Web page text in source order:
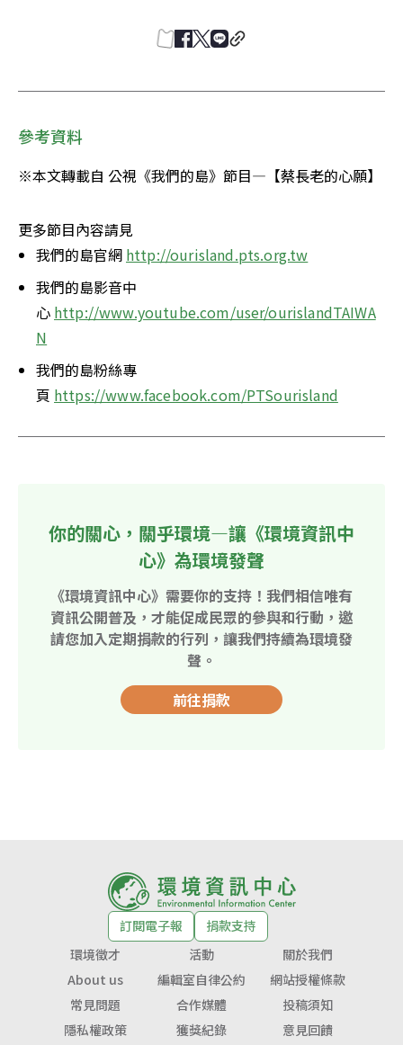
參考資料
※本文轉載自 公視《我們的島》節目—【蔡長老的心願】
更多節目內容請見
我們的島官網 http://ourisland.pts.org.tw
我們的島影音中
心 http://www.youtube.com/user/ourislandTAIWA
N
我們的島粉絲專
頁 https://www.facebook.com/PTSourisland
你的關心，關乎環境—讓《環境資訊中
心》為環境發聲
《環境資訊中心》需要你的支持！我們相信唯有
資訊公開普及，才能促成民眾的參與和行動，邀
請您加入定期捐款的行列，讓我們持續為環境發
聲。
前往捐款
訂閱電子報
捐款支持
環境徵才
活動
關於我們
About us
編輯室自律公約
網站授權條款
常見問題
合作媒體
投稿須知
隱私權政策
獲獎紀錄 意見回饋